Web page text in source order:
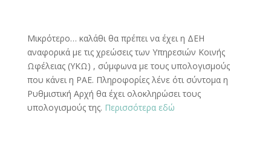
Μικρότερο… καλάθι θα πρέπει να έχει η ΔΕΗ
αναφορικά με τις χρεώσεις των Υπηρεσιών Κοινής
Ωφέλειας (ΥΚΩ) , σύμφωνα με τους υπολογισμούς
που κάνει η ΡΑΕ. Πληροφορίες λένε ότι σύντομα η
Ρυθμιστική Αρχή θα έχει ολοκληρώσει τους
υπολογισμούς της. Περισσότερα εδώ